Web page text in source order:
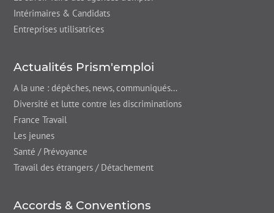
Intérimaires & Candidats
Entreprises utilisatrices
Actualités Prism'emploi
A la une : dépêches, news, communiqués...
Diversité et lutte contre les discriminations
France Travail
Les jeunes
Santé / Prévoyance
Travail des étrangers / Détachement
Accords & Conventions